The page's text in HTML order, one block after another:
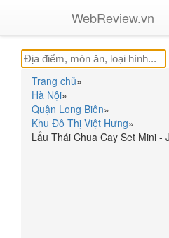
WebReview.vn
Trang chủ»
Hà Nội»
Quận Long Biên»
Khu Đô Thị Việt Hưng»
Lẩu Thái Chua Cay Set Mini -